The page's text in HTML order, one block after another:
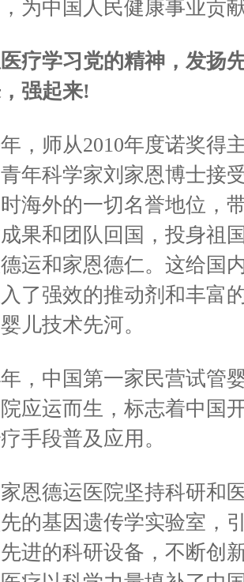
为中国人民健康事业贡
疗学习党的精神，发扬
强起来!
师从2010年度诺奖得
年科学家刘家恩博士接
海外的一切名誉地位，
果和团队回国，投身祖
运和家恩德仁。这给国
了强效的推动剂和丰富
儿技术先河。
中国第一家民营试管
应运而生，标志着中国
手段普及应用。
德运医院坚持科研和医
的基因遗传学实验室，
进的科研设备，不断创